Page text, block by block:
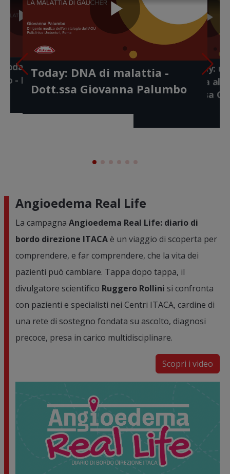
Video
identikit di
Serena
vita -
Play
Video
anche le
- Dott. Antonio
Play
Video
Today: DNA di malattia -
Dott.ssa Giovanna Palumbo
Gaushare Today:
diagnosi giusta al
giusto - Dott.ssa
Gaushare
a questi
Angioedema Real Life
La campagna Angioedema Real Life: diario di
bordo direzione ITACAè un viaggio di scoperta per
comprendere, e far comprendere, che la vita dei
pazienti può cambiare. Tappa dopo tappa, il
divulgatore scientifico Ruggero Rollini si confronta
con pazienti e specialisti nei Centri ITACA, cardine di
una rete di sostegno fondata su ascolto, diagnosi
precoce, presa in carico multidisciplinare.
Scopri i video